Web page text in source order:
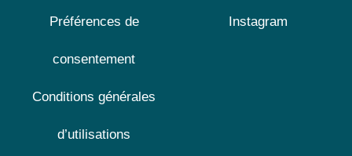
Préférences de
consentement
Conditions générales
d’utilisations
Instagram